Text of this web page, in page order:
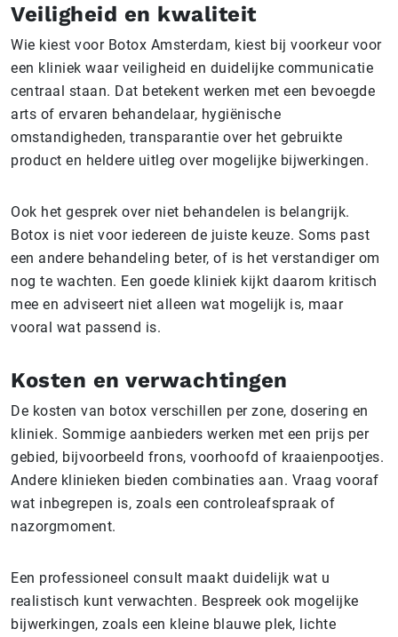
Veiligheid en kwaliteit
Wie kiest voor Botox Amsterdam, kiest bij voorkeur voor
een kliniek waar veiligheid en duidelijke communicatie
centraal staan. Dat betekent werken met een bevoegde
arts of ervaren behandelaar, hygiënische
omstandigheden, transparantie over het gebruikte
product en heldere uitleg over mogelijke bijwerkingen.
Ook het gesprek over niet behandelen is belangrijk.
Botox is niet voor iedereen de juiste keuze. Soms past
een andere behandeling beter, of is het verstandiger om
nog te wachten. Een goede kliniek kijkt daarom kritisch
mee en adviseert niet alleen wat mogelijk is, maar
vooral wat passend is.
Kosten en verwachtingen
De kosten van botox verschillen per zone, dosering en
kliniek. Sommige aanbieders werken met een prijs per
gebied, bijvoorbeeld frons, voorhoofd of kraaienpootjes.
Andere klinieken bieden combinaties aan. Vraag vooraf
wat inbegrepen is, zoals een controleafspraak of
nazorgmoment.
Een professioneel consult maakt duidelijk wat u
realistisch kunt verwachten. Bespreek ook mogelijke
bijwerkingen, zoals een kleine blauwe plek, lichte